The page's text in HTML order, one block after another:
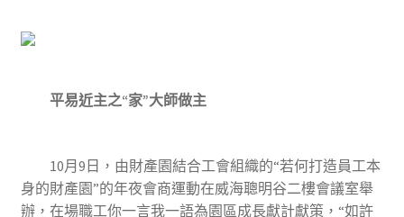
平易近主之“家”大師做主
10月9日，由財產園結合工會組織的“若何打造員工本
身的財產園”的年夜會商運動在威海聰明谷二樓會議室舉
辦，在場職工你一言我一語為園區成長獻計獻策，“如許